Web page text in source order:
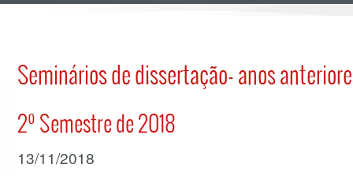
Seminários de dissertação- anos
2º Semestre de 2018
13/11/2018